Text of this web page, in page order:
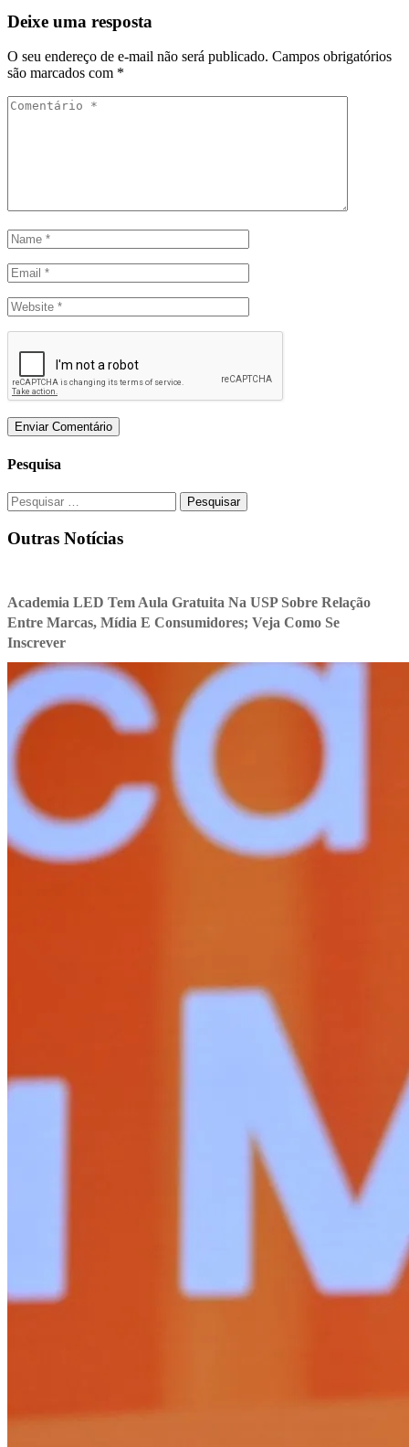
Deixe uma resposta
O seu endereço de e-mail não será publicado. Campos obrigatórios
são marcados com *
Pesquisa
Pesquisar
por:
Outras Notícias
Academia LED Tem Aula Gratuita Na USP Sobre Relação
Entre Marcas, Mídia E Consumidores; Veja Como Se
Inscrever